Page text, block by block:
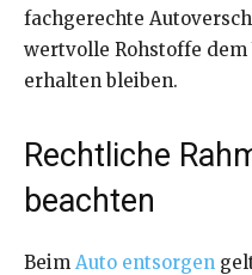
fachgerechte
wertvolle Rohstoffe
erhalten bleiben.
Rechtliche
beachten
Beim Auto entsorgen